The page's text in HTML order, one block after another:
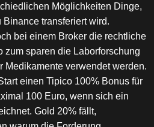
Möglichkeiten Dinge,
transferiert wird.
bei einem Broker die rechtliche
zum sparen die Laborforschung
Medikamente verwendet werden.
einen Tipico 100% Bonus für
100 Euro, wenn sich ein
Gold 20% fällt,